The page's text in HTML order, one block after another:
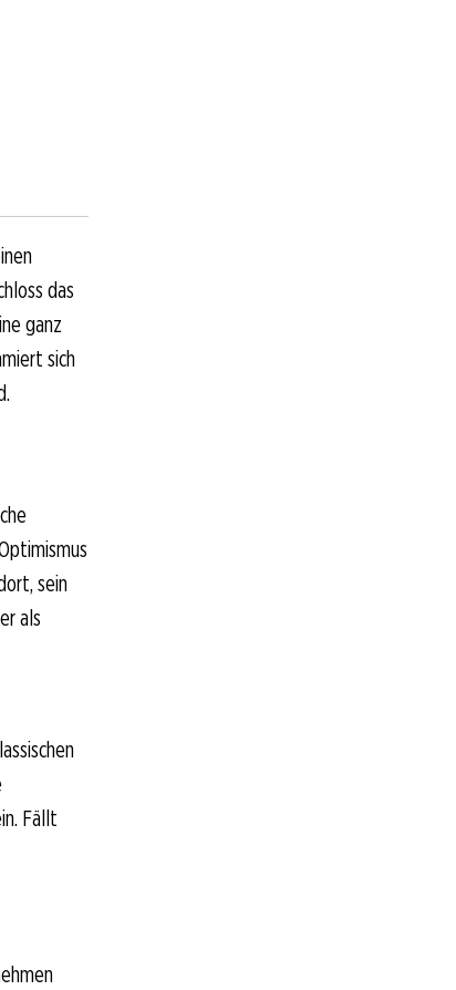
das
ganz
sich
sein
als
Fällt